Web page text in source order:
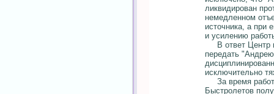
ликвидирован
немедленном
источника, а при
и усилению
В ответ Центр
передать
исключительно
За время
Быстролетов